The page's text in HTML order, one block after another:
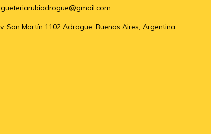
San Martín 1102 Adrogue, Buenos Aires, Argentina